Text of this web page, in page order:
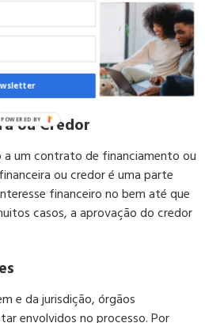
central no processo. É essa
em liberar o bem de qualquer
posse plena do ativo. O proprietário
todos os passos sejam seguidos
ou Credor
a um contrato de financiamento ou
ou credor é uma parte
financeiro no bem até que
casos, a aprovação do credor
e da jurisdição, órgãos
envolvidos no processo. Por